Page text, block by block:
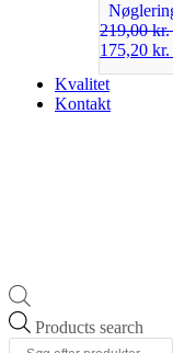
219,00kr.
175,20 kr.
Kvalitet
Kontakt
Products search